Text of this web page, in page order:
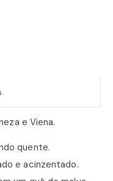
e Viena.
quente.
e acinzentado.